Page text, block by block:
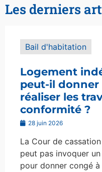
Les derniers
Bail d'habitation
Logement
peut-il donner
réaliser les
conformité ?
28 juin 2026
La Cour de
peut pas invoquer
pour donner congé